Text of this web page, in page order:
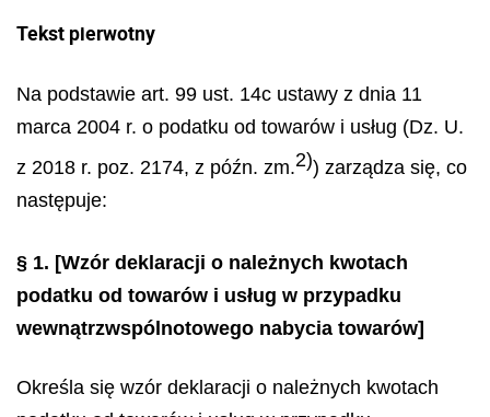
Tekst pierwotny
Na podstawie art. 99 ust. 14c ustawy z dnia 11
marca 2004 r. o podatku od towarów i usług (Dz. U.
z 2018 r. poz. 2174, z późn. zm.2)) zarządza się, co
następuje:
§ 1. [Wzór deklaracji o należnych kwotach
podatku od towarów i usług w przypadku
wewnątrzwspólnotowego nabycia towarów]
Określa się wzór deklaracji o należnych kwotach